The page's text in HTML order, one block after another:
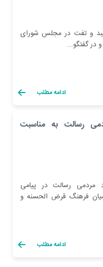
و تفت در مجلس شورای
در گفتگو...
ادامه مطلب
رسالت به مناسبت
مردمی رسالت در پیامی
فرهنگ قرض الحسنه و
ادامه مطلب